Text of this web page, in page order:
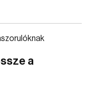
a